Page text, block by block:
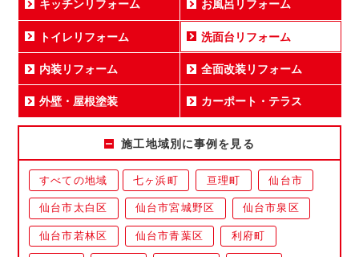
キッチンリフォーム お風呂リフォーム
トイレリフォーム 洗面台リフォーム
内装リフォーム 全面改装リフォーム
外壁・屋根塗装 カーポート・テラス
施工地域別に事例を見る
すべての地域 七ヶ浜町 亘理町 仙台市
仙台市太白区 仙台市宮城野区 仙台市泉区
仙台市若林区 仙台市青葉区 利府町